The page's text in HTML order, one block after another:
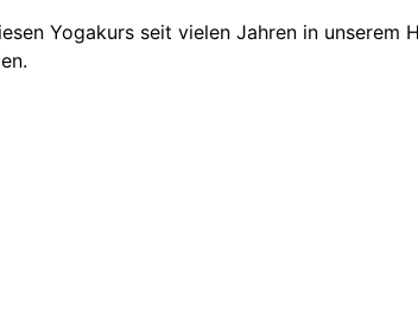
Yogakurs seit vielen Jahren in unserem